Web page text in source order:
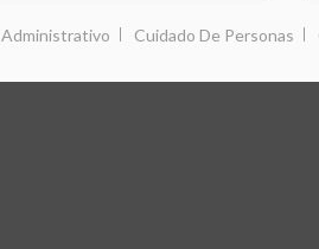
Administrativo Cuidado De Personas